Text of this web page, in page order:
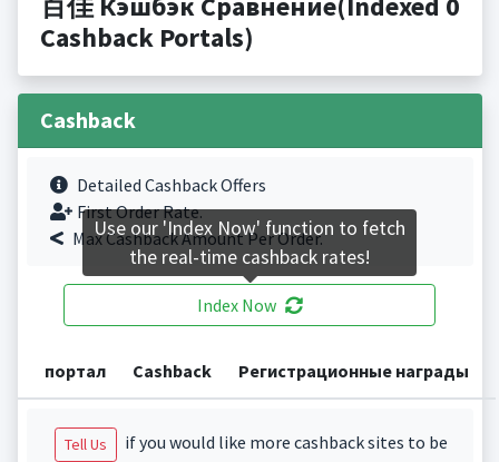
Cashback Portals)
Cashback
Detailed Cashback Offers
First Order Rate.
Max Cashback Amount Per Order.
Index Now
портал Cashback Регистрационные награды
Tell Us
if you would like more cashback sites to be
Use our 'Index Now' function to fetch
the real-time cashback rates!